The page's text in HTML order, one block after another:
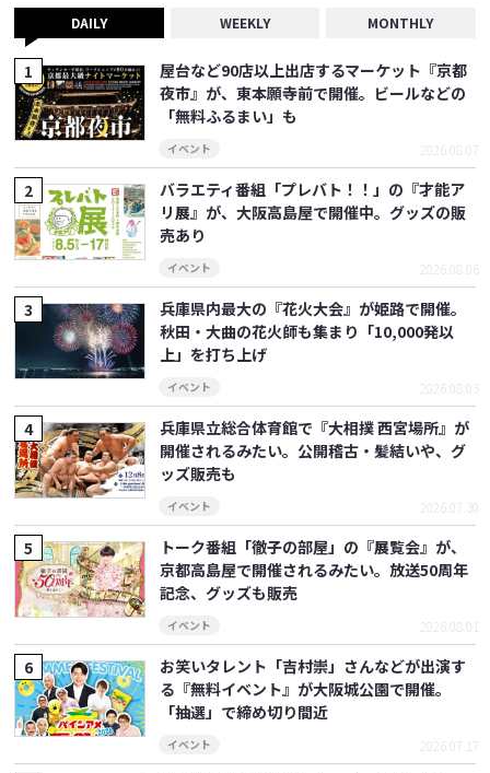
DAILY WEEKLY MONTHLY
屋台など90店以上出店するマーケット『京都
夜市』が、東本願寺前で開催。ビールなどの
「無料ふるまい」も
イベント 2026.08.07
バラエティ番組「プレバト！！」の『才能ア
リ展』が、大阪高島屋で開催中。グッズの販
売あり
イベント 2026.08.06
兵庫県内最大の『花火大会』が姫路で開催。
秋田・大曲の花火師も集まり「10,000発以
上」を打ち上げ
イベント 2026.08.03
兵庫県立総合体育館で『大相撲 西宮場所』が
開催されるみたい。公開稽古・髪結いや、グ
ッズ販売も
イベント 2026.07.30
トーク番組「徹子の部屋」の『展覧会』が、
京都高島屋で開催されるみたい。放送50周年
記念、グッズも販売
イベント 2026.08.01
お笑いタレント「吉村崇」さんなどが出演す
る『無料イベント』が大阪城公園で開催。
「抽選」で締め切り間近
イベント 2026.07.17